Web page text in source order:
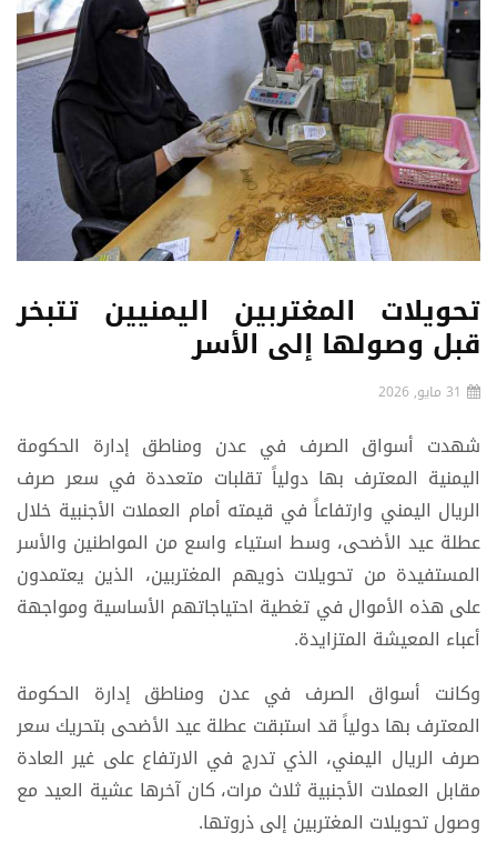
تحويلات المغتربين اليمنيين تتبخر
قبل وصولها إلى الأسر
31 مايو, 2026
شهدت أسواق الصرف في عدن ومناطق إدارة الحكومة
اليمنية المعترف بها دولياً تقلبات متعددة في سعر صرف
الريال اليمني وارتفاعاً في قيمته أمام العملات الأجنبية خلال
عطلة عيد الأضحى، وسط استياء واسع من المواطنين والأسر
المستفيدة من تحويلات ذويهم المغتربين، الذين يعتمدون
على هذه الأموال في تغطية احتياجاتهم الأساسية ومواجهة
أعباء المعيشة المتزايدة.
وكانت أسواق الصرف في عدن ومناطق إدارة الحكومة
المعترف بها دولياً قد استبقت عطلة عيد الأضحى بتحريك سعر
صرف الريال اليمني، الذي تدرج في الارتفاع على غير العادة
مقابل العملات الأجنبية ثلاث مرات، كان آخرها عشية العيد مع
وصول تحويلات المغتربين إلى ذروتها.